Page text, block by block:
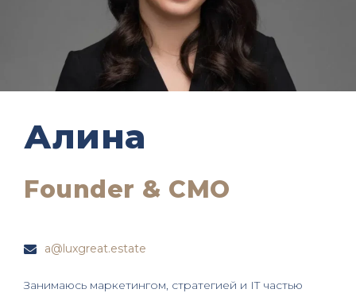
Алина
Founder & CMO
a@luxgreat.estate
Занимаюсь маркетингом, стратегией и IT частью